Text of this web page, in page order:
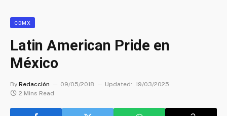
CDMX
Latin American Pride en
México
By Redacción 09/05/2018 Updated: 19/03/2025
2 Mins Read